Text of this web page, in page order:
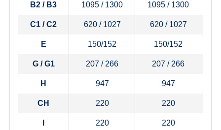
B2 / B3 1095 / 1300 1095 / 1300
C1 / C2 620 / 1027 620 / 1027
E 150/152 150/152
G / G1 207 / 266 207 / 266
H 947 947
CH 220 220
220 220